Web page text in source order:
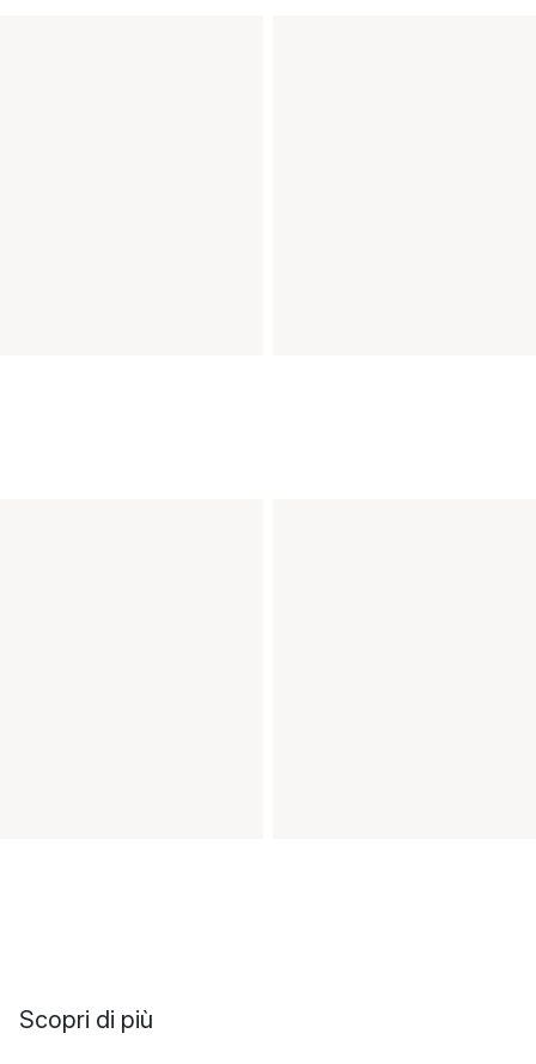
Scopri di più